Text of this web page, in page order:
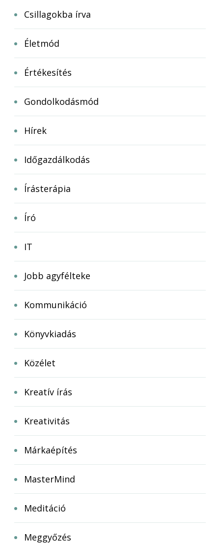
Csillagokba írva
Életmód
Értékesítés
Gondolkodásmód
Hírek
Időgazdálkodás
Írásterápia
Író
IT
Jobb agyfélteke
Kommunikáció
Könyvkiadás
Közélet
Kreatív írás
Kreativitás
Márkaépítés
MasterMind
Meditáció
Meggyőzés